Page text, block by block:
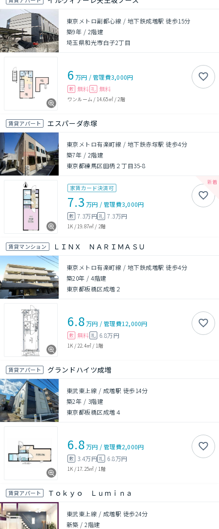
東京メトロ副都心線 / 地下鉄成増駅 徒歩15分
築9年 / 2階建
埼玉県和光市白子2丁目
6 万円 /管理費3,000円
敷 無料 礼 無料
ワンルーム / 14.65㎡/ 2階
賃貸アパート エスパーダ赤塚
東京メトロ有楽町線 / 地下鉄赤塚駅 徒歩4分
築7年 / 2階建
東京都練馬区田柄２丁目35-8
家賃カード決済可
7.3 万円 /管理費3,000円
敷 7.3万円礼 7.3万円
1K /19.87㎡ / 2階
賃貸マンション ＬＩＮＸ ＮＡＲＩＭＡＳＵ
東京メトロ有楽町線 / 地下鉄成増駅 徒歩4分
築20年 /4階建
東京都板橋区成増２
6.8万円 /管理費12,000円
敷 無料 礼 6.8万円
1K / 22.4㎡ / 1階
賃貸アパート グランドハイツ成増
東武東上線 / 成増駅 徒歩14分
築2年 / 3階建
東京都板橋区成増４
6.8万円 /管理費2,000円
敷 3.4万円礼 6.8万円
1K / 17.25㎡ / 1階
賃貸アパート Ｔｏｋｙｏ Ｌｕｍｉｎａ
東武東上線 / 成増駅 徒歩24分
新築 /2階建